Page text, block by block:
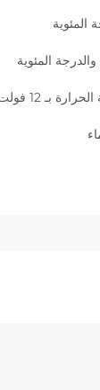
المئوية
المئوية
بـ 12 فولت